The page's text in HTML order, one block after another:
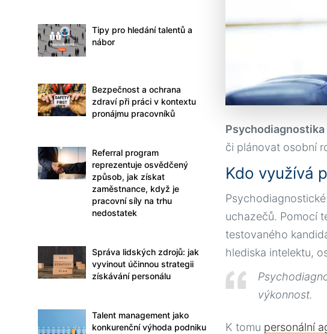
Psychodiagnostika
či plánovat osobní
Kdo využívá
uchazečů. Pomocí
testovaného
hlediska intelektu,
výkonnost.
K tomu personální
Tipy pro hledání talentů a
nábor
Bezpečnost a ochrana
zdraví při práci v kontextu
pronájmu pracovníků
Referral program
reprezentuje osvědčený
způsob, jak získat
zaměstnance, když je
pracovní síly na trhu
nedostatek
Správa lidských zdrojů: jak
vyvinout účinnou strategii
získávání personálu
Talent management jako
konkurenční výhoda podniku